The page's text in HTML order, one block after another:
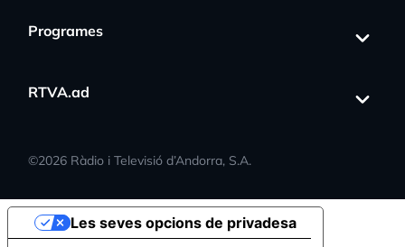
Programes
RTVA.ad
©2026 Ràdio i Televisió d’Andorra, S.A.
Les seves opcions de privadesa